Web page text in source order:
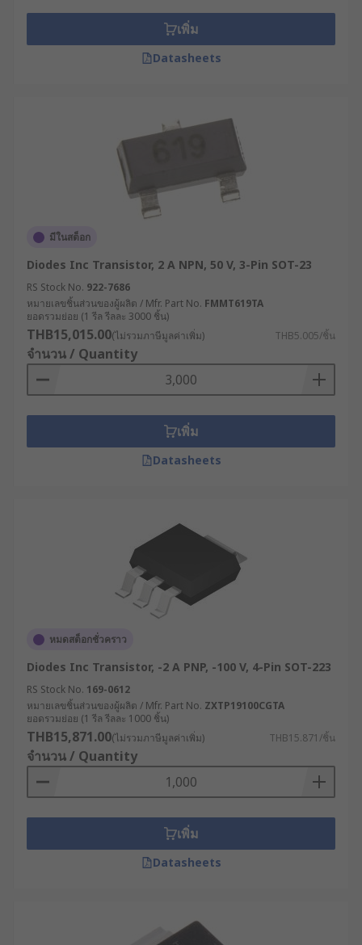
เพิ่ม
Datasheets
มีในสต็อก
Diodes Inc Transistor, 2 A NPN, 50 V, 3-Pin SOT-23
RS Stock No. 922-7686
หมายเลขชิ้นส่วนของผู้ผลิต / Mfr. Part No. FMMT619TA
ยอดรวมย่อย (1 รีล รีลละ 3000 ชิ้น)
THB15,015.00(ไม่รวมภาษีมูลค่าเพิ่ม) THB5.005/ชิ้น
จำนวน / Quantity
เพิ่ม
Datasheets
หมดสต็อกชั่วคราว
Diodes Inc Transistor, -2 A PNP, -100 V, 4-Pin SOT-223
RS Stock No. 169-0612
หมายเลขชิ้นส่วนของผู้ผลิต / Mfr. Part No. ZXTP19100CGTA
ยอดรวมย่อย (1 รีล รีลละ 1000 ชิ้น)
THB15,871.00(ไม่รวมภาษีมูลค่าเพิ่ม) THB15.871/ชิ้น
จำนวน / Quantity
เพิ่ม
Datasheets